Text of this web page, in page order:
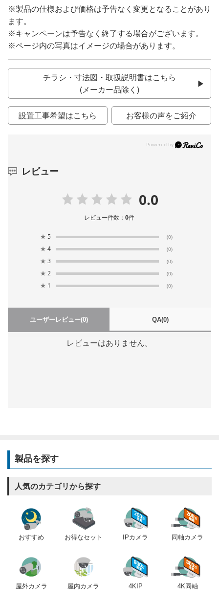
※製品の仕様および価格は予告なく変更となることがあり
ます。
※キャンペーンは予告なく終了する場合がございます。
※ページ内の写真はイメージの場合があります。
チラシ・寸法図・取扱説明書はこちら
(メーカー品除く)
設置工事希望はこちら お客様の声をご紹介
レビュー
0.0
レビュー件数：0件
★ 5 (0)
★ 4 (0)
★ 3 (0)
★ 2 (0)
★ 1 (0)
ユーザーレビュー(0) QA(0)
レビューはありません。
製品を探す
人気のカテゴリから探す
おすすめ お得なセット IPカメラ 同軸カメラ
屋外カメラ 屋内カメラ 4KIP 4K同軸